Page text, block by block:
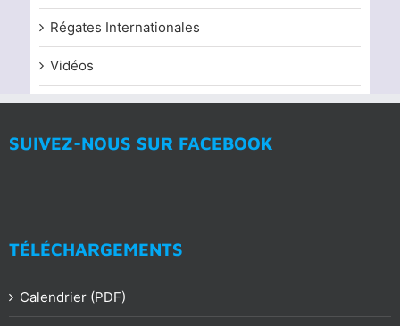
Régates Internationales
Vidéos
SUIVEZ-NOUS SUR FACEBOOK
TÉLÉCHARGEMENTS
Calendrier (PDF)